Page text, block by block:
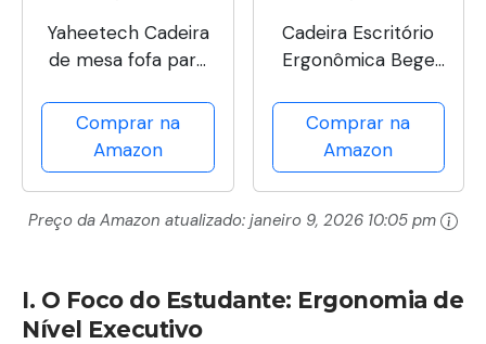
Yaheetech Cadeira
de mesa fofa para
de estudo sem
braço com suporte
lombar cadeira
giratória ajustável
em casa quarto
Comprar na
Amazon
Cadeira Escritório
Ergonômica Bege
Home Office
Executiva Giratória
C/Rodízios
Confortável Com
Encosto Costura
Comprar na
Amazon
Preço da Amazon atualizado: janeiro 9, 2026 10:05 pm
I. O Foco do Estudante: Ergonomia de
Nível Executivo